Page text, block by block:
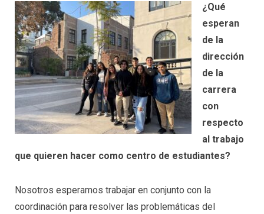
¿Qué
esperan
de la
dirección
de la
carrera
con
respecto
al trabajo
que quieren hacer como centro de estudiantes?
Nosotros esperamos trabajar en conjunto con la
coordinación para resolver las problemáticas del